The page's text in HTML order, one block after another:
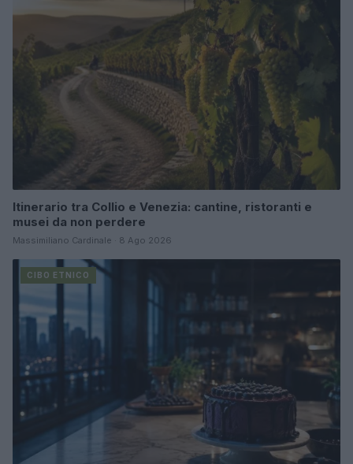
Itinerario tra Collio e Venezia: cantine, ristoranti e
musei da non perdere
Massimiliano Cardinale · 8 Ago 2026
CIBO ETNICO